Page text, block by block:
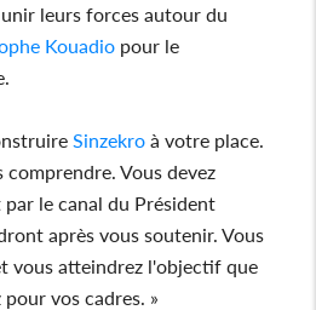
leurs forces autour du
Kouadio pour le
Sinzekro à votre place.
comprendre. Vous devez
le canal du Président
après vous soutenir. Vous
vous atteindrez l'objectif que
vos cadres. »